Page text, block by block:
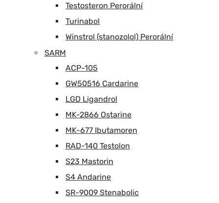
Testosteron Perorální
Turinabol
Winstrol (stanozolol) Perorální
SARM
ACP-105
GW50516 Cardarine
LGD Ligandrol
MK-2866 Ostarine
MK-677 Ibutamoren
RAD-140 Testolon
S23 Mastorin
S4 Andarine
SR-9009 Stenabolic